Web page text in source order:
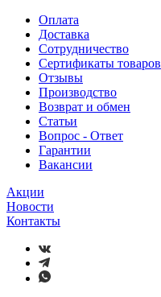
Оплата
Доставка
Сотрудничество
Сертификаты товаров
Отзывы
Производство
Возврат и обмен
Статьи
Вопрос - Ответ
Гарантии
Вакансии
Акции
Новости
Контакты